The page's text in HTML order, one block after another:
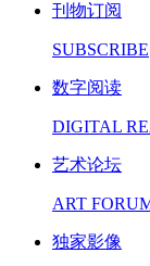
刊物订阅
SUBSCRIBE
数字阅读
DIGITAL
艺术论坛
ART
独家影像